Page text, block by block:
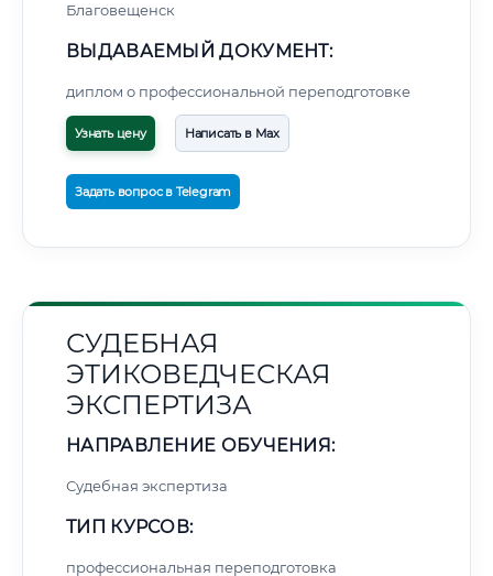
Благовещенск
ВЫДАВАЕМЫЙ ДОКУМЕНТ:
диплом о профессиональной переподготовке
Узнать цену Написать в Max
Задать вопрос в Telegram
СУДЕБНАЯ
ЭТИКОВЕДЧЕСКАЯ
ЭКСПЕРТИЗА
НАПРАВЛЕНИЕ ОБУЧЕНИЯ:
Судебная экспертиза
ТИП КУРСОВ:
профессиональная переподготовка